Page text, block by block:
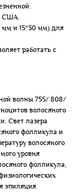
США.
мм и 15*30 мм) для
работать с
волны 755/ 808/
волосяного
Свет лазера
фолликула и
волосяного
уровня
фолликула,
эпиляция.